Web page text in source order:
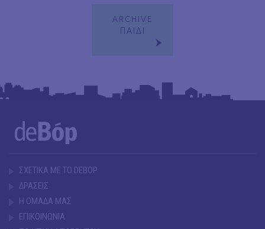
ARCHIVE
ΠΑΙΔΙ
ΣΧΕΤΙΚΑ ΜΕ ΤΟ DEBOP
ΔΡΑΣΕΙΣ
Η ΟΜΑΔΑ ΜΑΣ
ΕΠΙΚΟΙΝΩΝΙΑ